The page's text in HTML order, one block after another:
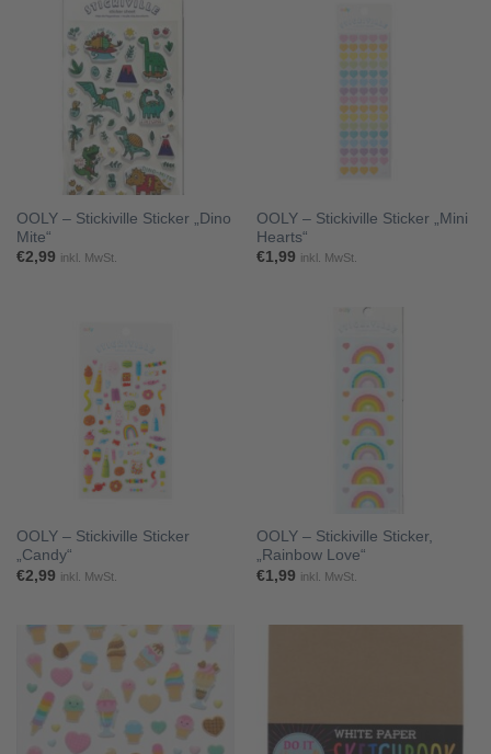
OOLY – Stickiville Sticker „Dino
Mite“
€2,99 inkl. MwSt.
OOLY – Stickiville Sticker „Mini
Hearts“
€1,99 inkl. MwSt.
OOLY – Stickiville Sticker
„Candy“
€2,99 inkl. MwSt.
OOLY – Stickiville Sticker,
„Rainbow Love“
€1,99 inkl. MwSt.